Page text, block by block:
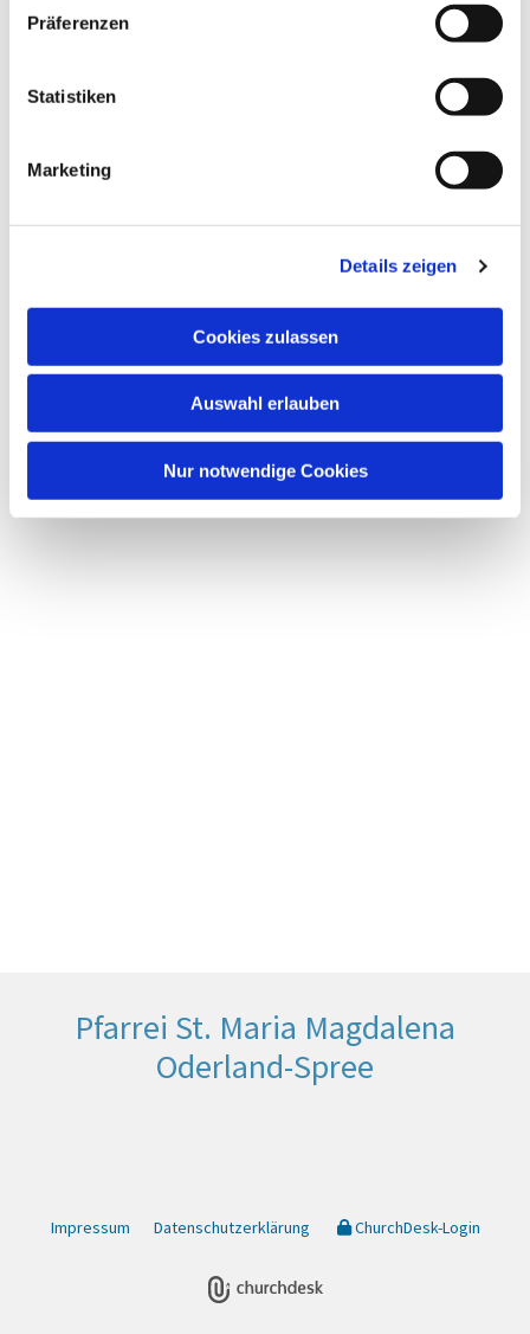
Präferenzen
Statistiken
Marketing
Details zeigen
Cookies zulassen
Auswahl erlauben
Nur notwendige Cookies
Dies könnte Sie auch
interessieren
Pfarrei St. Maria Magdalena
Oderland-Spree
Impressum Datenschutzerklärung ChurchDesk-Login